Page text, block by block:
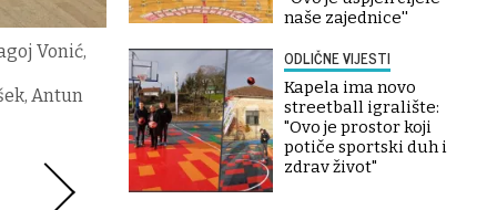
Vonić,
Antun
naše zajednice''
ODLIČNE VIJESTI
Kapela ima novo
streetball igralište:
"Ovo je prostor koji
potiče sportski duh i
zdrav život"